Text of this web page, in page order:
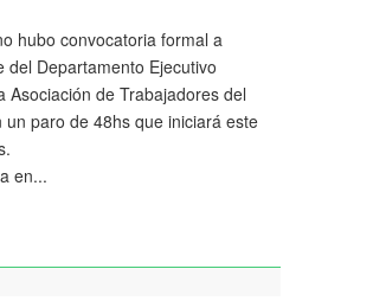
hubo convocatoria formal a
del Departamento Ejecutivo
Asociación de Trabajadores del
un paro de 48hs que iniciará este
en...